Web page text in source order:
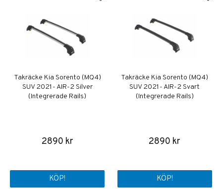
Takräcke Kia Sorento (MQ4)
SUV 2021- AIR-2 Silver
(Integrerade Rails)
2890 kr
KÖP!
Takräcke Kia Sorento (MQ4)
SUV 2021- AIR-2 Svart
(Integrerade Rails)
2890 kr
KÖP!